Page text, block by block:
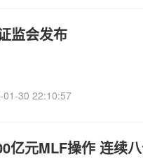
监会发布
01-30 22:10:57
亿元MLF操作 连续